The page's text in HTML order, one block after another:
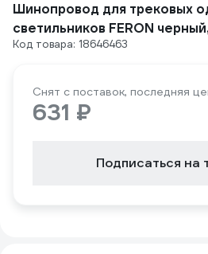
Шинопровод для трековых
светильников FERON
Код товара: 18646463
Снят с поставок, последняя
631 ₽
Подписаться на